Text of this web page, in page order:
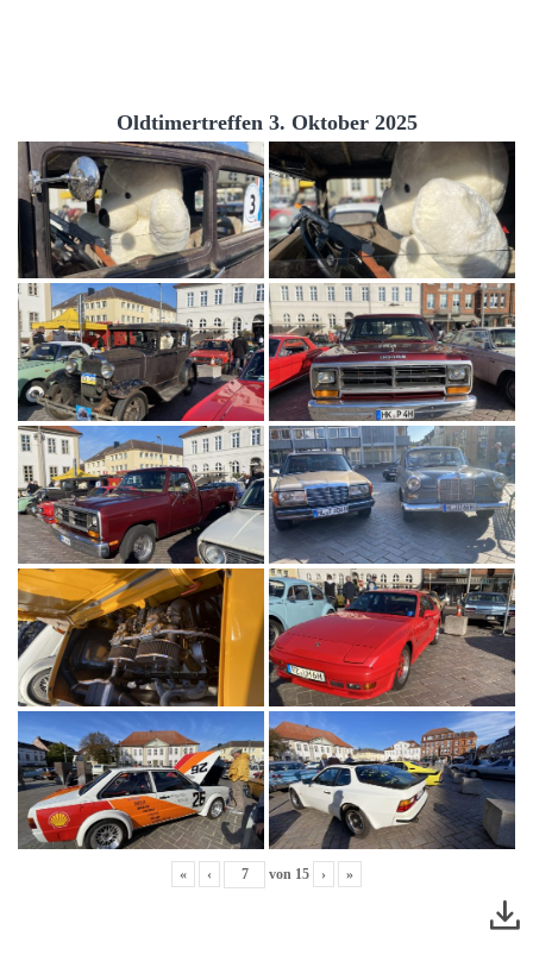
Oldtimertreffen 3. Oktober 2025
« ‹ von 15 › »